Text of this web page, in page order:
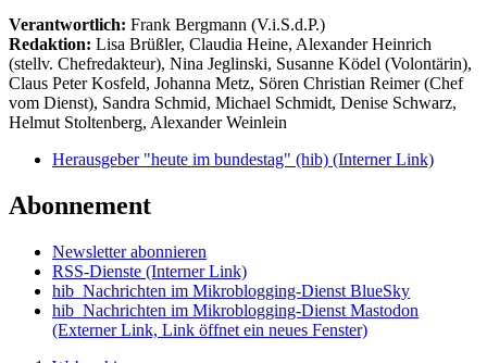
Verantwortlich: Frank Bergmann (V.i.S.d.P.)
Redaktion: Lisa Brüßler, Claudia Heine, Alexander Heinrich
(stellv. Chefredakteur), Nina Jeglinski, Susanne Ködel (Volontärin),
Claus Peter Kosfeld, Johanna Metz, Sören Christian Reimer (Chef
vom Dienst), Sandra Schmid, Michael Schmidt, Denise Schwarz,
Helmut Stoltenberg, Alexander Weinlein
Herausgeber "heute im bundestag" (hib) (Interner Link)
Abonnement
Newsletter abonnieren
RSS-Dienste (Interner Link)
hib_Nachrichten im Mikroblogging-Dienst BlueSky
hib_Nachrichten im Mikroblogging-Dienst Mastodon
(Externer Link, Link öffnet ein neues Fenster)